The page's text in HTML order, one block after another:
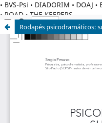
• BVS-Psi • DIADORIM • DOAJ •
• ROAD • THE KEEPERS